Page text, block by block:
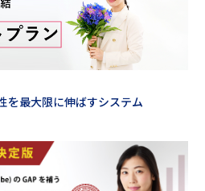
を最大限に伸ばすシステム